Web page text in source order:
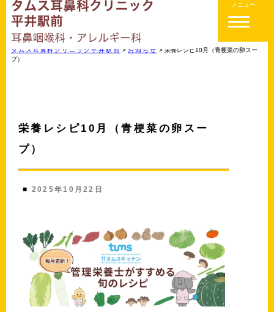
メニュー
タムス耳鼻科クリニック平井駅前 > お知らせ > 栄養レシピ10月（青梗菜の卵スー
プ）
栄養レシピ10月（青梗菜の卵スー
プ）
■ 2025年10月22日